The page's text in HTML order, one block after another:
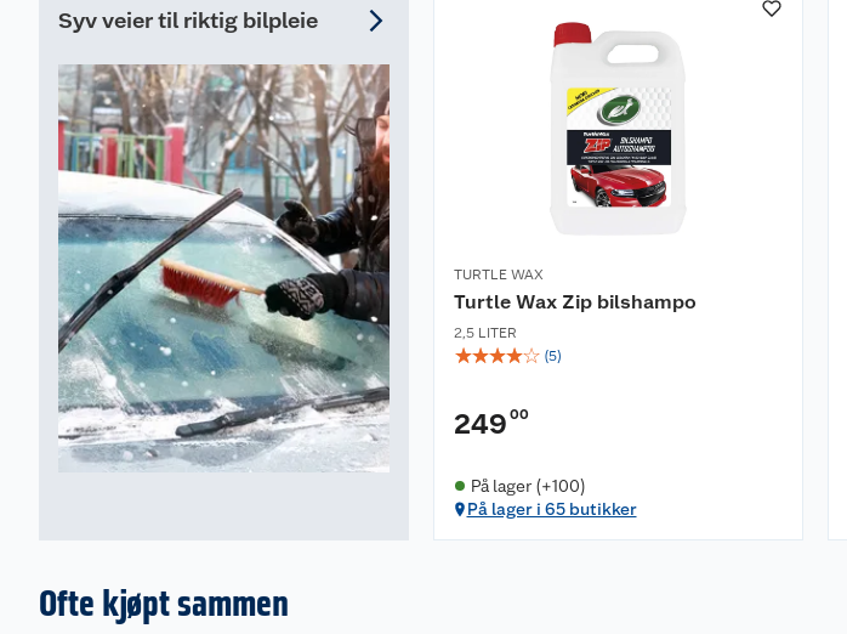
Syv veier til riktig bilpleie
TURTLE WAX
Turtle Wax Zip bilshampo
2,5 LITER
☆☆☆☆☆ (5)
249 00
På lager (+100)
På lager i 65 butikker
Ofte kjøpt sammen